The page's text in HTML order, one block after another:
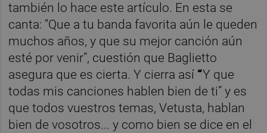
también lo hace este artículo. En esta se
canta: “Que a tu banda favorita aún le queden
muchos años, y que su mejor canción aún
esté por venir”, cuestión que Baglietto
asegura que es cierta. Y cierra así “Y que
todas mis canciones hablen bien de ti” y es
que todos vuestros temas, Vetusta, hablan
bien de vosotros... y como bien se dice en el